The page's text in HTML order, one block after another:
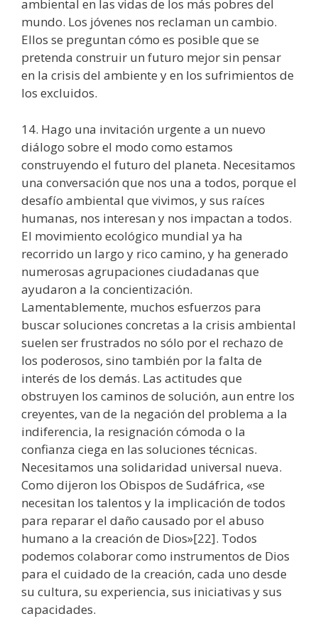
ambiental en las vidas de los más pobres del
mundo. Los jóvenes nos reclaman un cambio.
Ellos se preguntan cómo es posible que se
pretenda construir un futuro mejor sin pensar
en la crisis del ambiente y en los sufrimientos de
los excluidos.
14. Hago una invitación urgente a un nuevo
diálogo sobre el modo como estamos
construyendo el futuro del planeta. Necesitamos
una conversación que nos una a todos, porque el
desafío ambiental que vivimos, y sus raíces
humanas, nos interesan y nos impactan a todos.
El movimiento ecológico mundial ya ha
recorrido un largo y rico camino, y ha generado
numerosas agrupaciones ciudadanas que
ayudaron a la concientización.
Lamentablemente, muchos esfuerzos para
buscar soluciones concretas a la crisis ambiental
suelen ser frustrados no sólo por el rechazo de
los poderosos, sino también por la falta de
interés de los demás. Las actitudes que
obstruyen los caminos de solución, aun entre los
creyentes, van de la negación del problema a la
indiferencia, la resignación cómoda o la
confianza ciega en las soluciones técnicas.
Necesitamos una solidaridad universal nueva.
Como dijeron los Obispos de Sudáfrica, «se
necesitan los talentos y la implicación de todos
para reparar el daño causado por el abuso
humano a la creación de Dios»[22]. Todos
podemos colaborar como instrumentos de Dios
para el cuidado de la creación, cada uno desde
su cultura, su experiencia, sus iniciativas y sus
capacidades.